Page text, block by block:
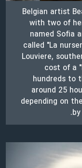
Belgian artist
with two of
named Sofia
called "La
Louviere,
cost of a
hundreds to
around 25
depending on